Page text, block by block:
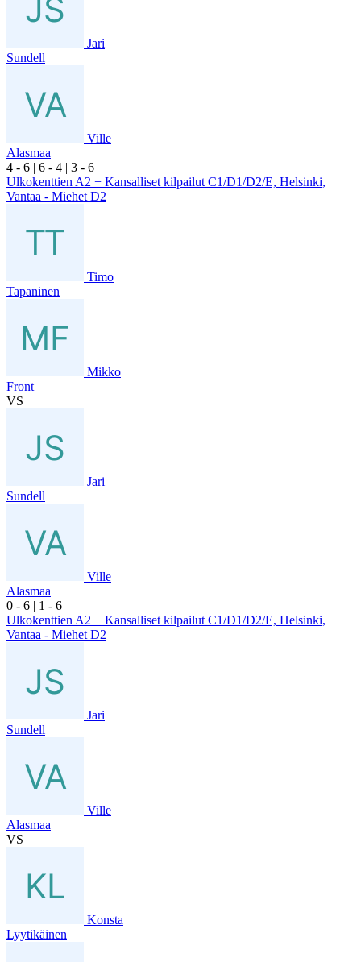
Jari
Sundell
Ville
Alasmaa
4 - 6 | 6 - 4 | 3 - 6
Ulkokenttien A2 + Kansalliset kilpailut C1/D1/D2/E, Helsinki,
Vantaa - Miehet D2
Timo
Tapaninen
Mikko
Front
VS
Jari
Sundell
Ville
Alasmaa
0 - 6 | 1 - 6
Ulkokenttien A2 + Kansalliset kilpailut C1/D1/D2/E, Helsinki,
Vantaa - Miehet D2
Jari
Sundell
Ville
Alasmaa
VS
Konsta
Lyytikäinen